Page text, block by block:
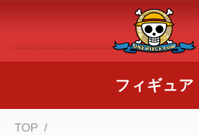
メインコンテンツへスキップする
フィギュア
TOP